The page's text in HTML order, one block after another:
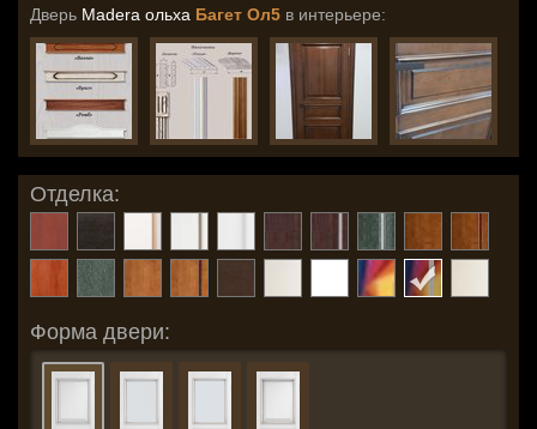
Дверь Madera ольха Багет Ол5 в интерьере:
Отделка:
Форма двери: